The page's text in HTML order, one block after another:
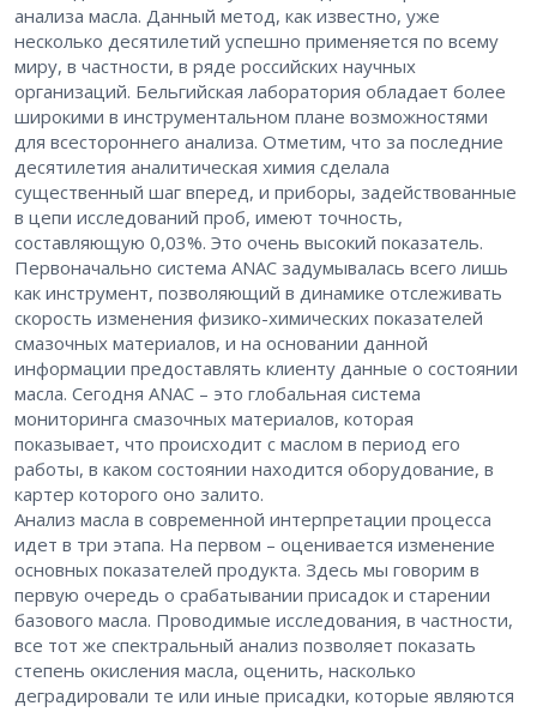
анализа масла. Данный метод, как известно, уже
несколько десятилетий успешно применяется по всему
миру, в частности, в ряде российских научных
организаций. Бельгийская лаборатория обладает более
широкими в инструментальном плане возможностями
для всестороннего анализа. Отметим, что за последние
десятилетия аналитическая химия сделала
существенный шаг вперед, и приборы, задействованные
в цепи исследований проб, имеют точность,
составляющую 0,03%. Это очень высокий показатель.
Первоначально система ANAC задумывалась всего лишь
как инструмент, позволяющий в динамике отслеживать
скорость изменения физико-химических показателей
смазочных материалов, и на основании данной
информации предоставлять клиенту данные о состоянии
масла. Сегодня ANAC – это глобальная система
мониторинга смазочных материалов, которая
показывает, что происходит с маслом в период его
работы, в каком состоянии находится оборудование, в
картер которого оно залито.
Анализ масла в современной интерпретации процесса
идет в три этапа. На первом – оценивается изменение
основных показателей продукта. Здесь мы говорим в
первую очередь о срабатывании присадок и старении
базового масла. Проводимые исследования, в частности,
все тот же спектральный анализ позволяет показать
степень окисления масла, оценить, насколько
деградировали те или иные присадки, которые являются